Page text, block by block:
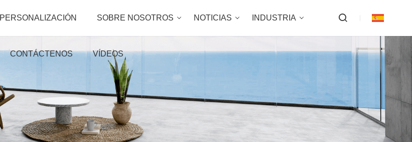
PERSONALIZACIÓN SOBRE NOSOTROS NOTICIAS INDUSTRIA
CONTÁCTENOS VÍDEOS